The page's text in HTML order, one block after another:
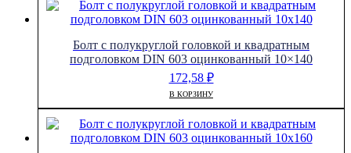
Болт с полукруглой головкой и квадратным
подголовком DIN 603 оцинкованный 10×140
172,58 ₽
В КОРЗИНУ